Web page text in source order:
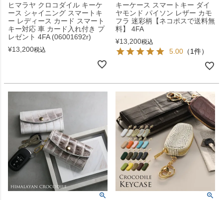
ヒマラヤ クロコダイル キーケ
ース シャイニング スマートキ
ー レディース カード スマート
キー対応 車 カード入れ付き プ
レゼント 4FA (06001692r)
¥13,200税込
キーケース スマートキー ダイ
ヤモンド パイソン レザー カモ
フラ 迷彩柄【ネコポスで送料無
料】 4FA
¥13,200税込
5.00 （1件）